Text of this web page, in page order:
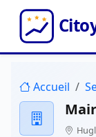
Accueil